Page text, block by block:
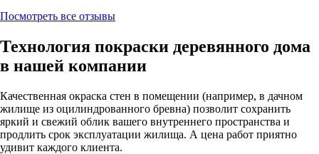
Посмотреть все отзывы
Технология покраски деревянного дома
в нашей компании
Качественная окраска стен в помещении (например, в дачном
жилище из оцилиндрованного бревна) позволит сохранить
яркий и свежий облик вашего внутреннего пространства и
продлить срок эксплуатации жилища. А цена работ приятно
удивит каждого клиента.